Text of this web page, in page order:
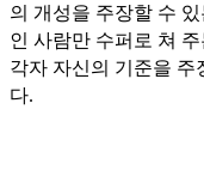
의 개성을 주장할 수
인 사람만 수퍼로 쳐
각자 자신의 기준을 주
다.